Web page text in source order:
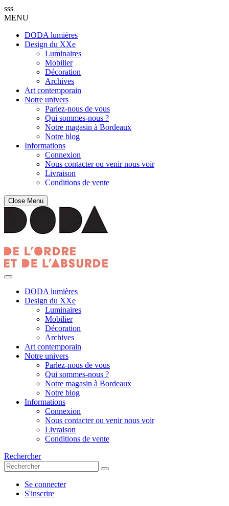
sss
MENU
DODA lumières
Design du XXe
Luminaires
Mobilier
Décoration
Archives
Art contemporain
Notre univers
Parlez-nous de vous
Qui sommes-nous ?
Notre magasin à Bordeaux
Notre blog
Informations
Connexion
Nous contacter ou venir nous voir
Livraison
Conditions de vente
Close Menu
DODA lumières
Design du XXe
Luminaires
Mobilier
Décoration
Archives
Art contemporain
Notre univers
Parlez-nous de vous
Qui sommes-nous ?
Notre magasin à Bordeaux
Notre blog
Informations
Connexion
Nous contacter ou venir nous voir
Livraison
Conditions de vente
Rechercher
Se connecter
S'inscrire